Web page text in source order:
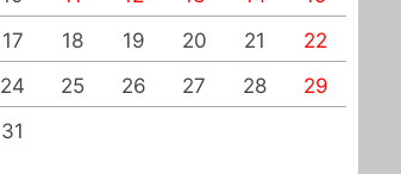
17 18 19 20 21
22
24 25 26 27 28
29
31